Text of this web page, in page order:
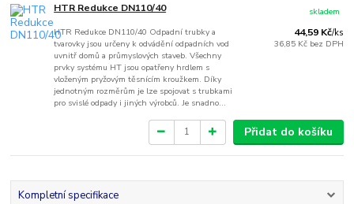
HTR Redukce DN110/40
HTR Redukce DN110/40 Odpadní trubky a
tvarovky jsou určeny k odvádění odpadních vod
uvnitř domů a průmyslových staveb. Všechny
prvky systému HT jsou opatřeny hrdlem s
vloženým pryžovým těsnícím kroužkem. Díky
jednotným rozměrům je lze spojovat s trubkami
pro svislé odpady i jiných výrobců. Je snadno...
44,59 Kč/ks
36,85 Kč bez DPH
skladem
Přidat do košíku
Kompletní specifikace